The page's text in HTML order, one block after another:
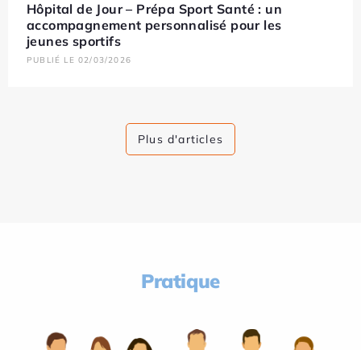
Hôpital de Jour – Prépa Sport Santé : un
accompagnement personnalisé pour les
jeunes sportifs
PUBLIÉ LE 02/03/2026
Plus d'articles
Pratique